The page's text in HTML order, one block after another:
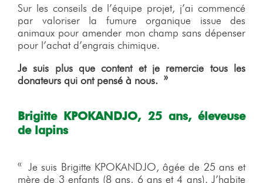
Sur les conseils de l’équipe projet, j’ai commencé
par valoriser la fumure organique issue des
animaux pour amender mon champ sans dépenser
pour l’achat d’engrais chimique.
Je suis plus que content et je remercie tous les
donateurs qui ont pensé à nous. »
Brigitte KPOKANDJO, 25 ans, éleveuse
de lapins
« Je suis Brigitte KPOKANDJO, âgée de 25 ans et
mère de 3 enfants (8 ans, 6 ans et 4 ans). J’habite